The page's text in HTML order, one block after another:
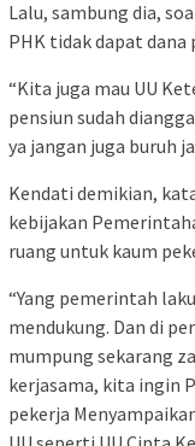
Lalu, sambung dia,
PHK tidak dapat dana
“Kita juga mau UU
pensiun sudah
ya jangan juga buruh
Kendati demikian,
kebijakan
ruang untuk kaum
“Yang pemerintah
mendukung. Dan di
mumpung sekarang
kerjasama, kita ingin
pekerja